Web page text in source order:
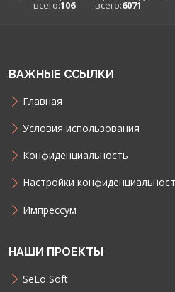
Авторов Произведений